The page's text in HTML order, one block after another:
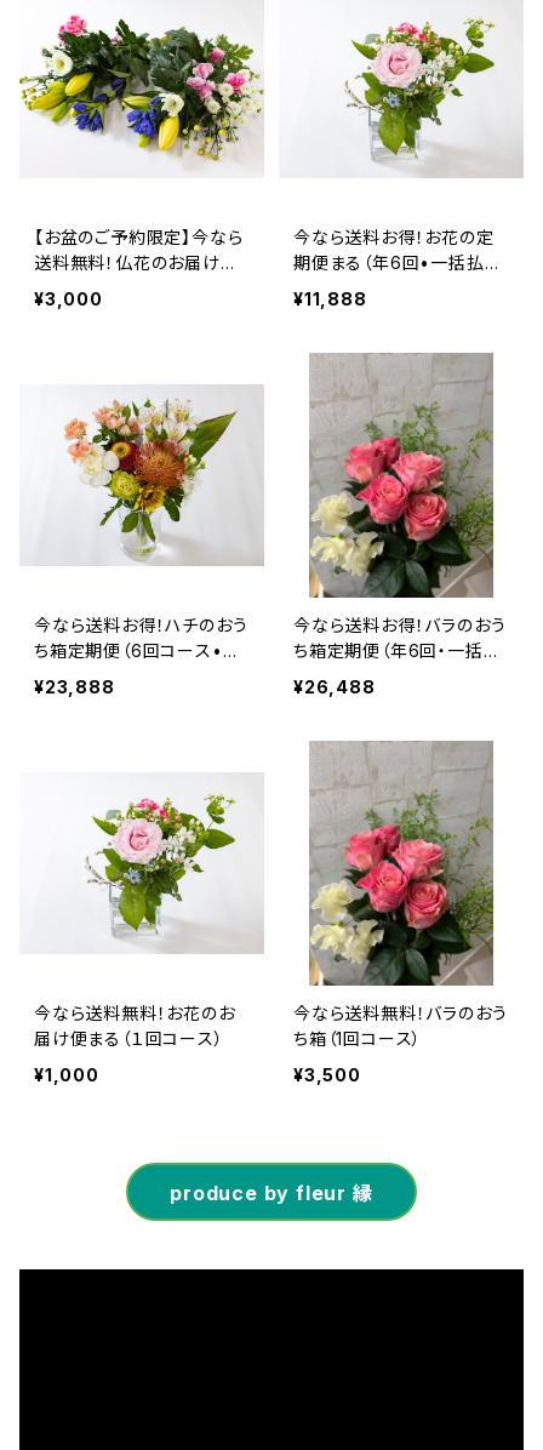
【お盆のご予約限定】今なら
送料無料！仏花のお届け便
（１回コース）
¥3,000
今なら送料お得！お花の定
期便まる（年6回•一括払
い）
¥11,888
今なら送料お得！ハチのおう
ち箱定期便（6回コース•一
括払い）
¥23,888
今なら送料お得！バラのおう
ち箱定期便（年6回・一括払
い）
¥26,488
今なら送料無料！お花のお
届け便まる（１回コース）
¥1,000
今なら送料無料！バラのおう
ち箱（1回コース）
¥3,500
produce by fleur 縁